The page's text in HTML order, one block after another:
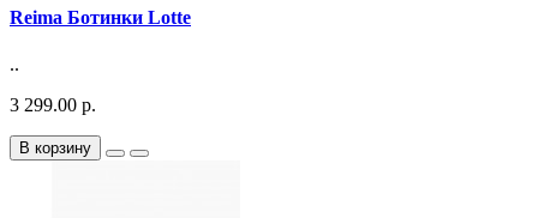
Reima Ботинки Lotte
..
3 299.00 р.
В корзину